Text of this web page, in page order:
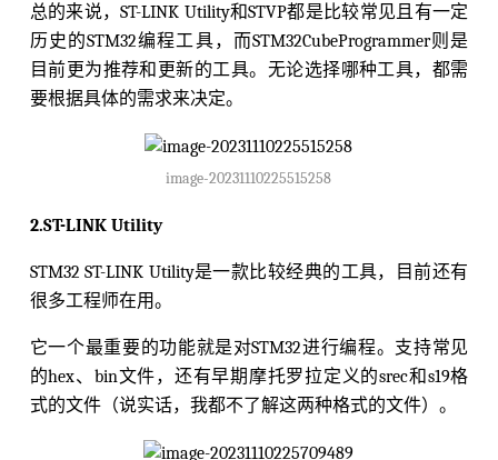
总的来说，ST-LINK Utility和STVP都是比较常见且有一定
历史的STM32编程工具，而STM32CubeProgrammer则是
目前更为推荐和更新的工具。无论选择哪种工具，都需
要根据具体的需求来决定。
image-20231110225515258
2.ST-LINK Utility
STM32 ST-LINK Utility是一款比较经典的工具，目前还有
很多工程师在用。
它一个最重要的功能就是对STM32进行编程。支持常见
的hex、bin文件，还有早期摩托罗拉定义的srec和s19格
式的文件（说实话，我都不了解这两种格式的文件）。